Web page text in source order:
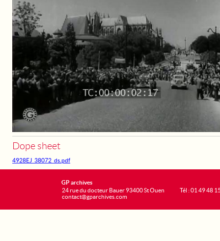
Dope sheet
4928EJ_38072_ds.pdf
GP archives
24 rue du docteur Bauer 93400 St Ouen
contact@gparchives.com
Tél : 01 49 48